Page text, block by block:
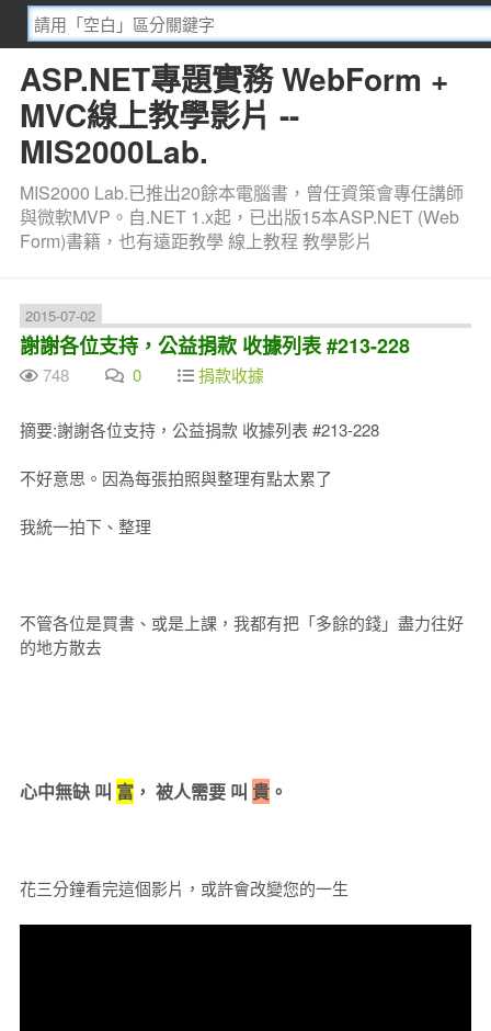
ASP.NET專題實務 WebForm +
MVC線上教學影片 --
MIS2000Lab.
MIS2000 Lab.已推出20餘本電腦書，曾任資策會專任講師
與微軟MVP。自.NET 1.x起，已出版15本ASP.NET (Web
Form)書籍，也有遠距教學 線上教程 教學影片
2015-07-02
謝謝各位支持，公益捐款 收據列表 #213-228
748 0 捐款收據
摘要:謝謝各位支持，公益捐款 收據列表 #213-228
不好意思。因為每張拍照與整理有點太累了
我統一拍下、整理
不管各位是買書、或是上課，我都有把「多餘的錢」盡力往好
的地方散去
心中無缺 叫 富， 被人需要 叫 貴。
花三分鐘看完這個影片，或許會改變您的一生